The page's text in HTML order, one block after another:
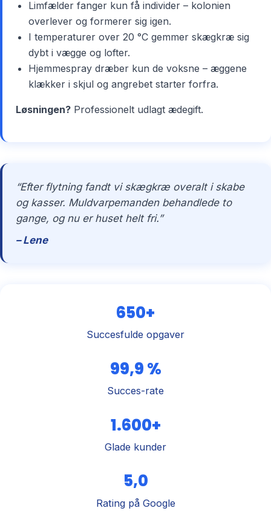
Limfælder fanger kun få individer – kolonien
overlever og formerer sig igen.
I temperaturer over 20 °C gemmer skægkræ sig
dybt i vægge og lofter.
Hjemmespray dræber kun de voksne – æggene
klækker i skjul og angrebet starter forfra.
Løsningen? Professionelt udlagt ædegift.
“Efter flytning fandt vi skægkræ overalt i skabe
og kasser. Muldvarpemanden behandlede to
gange, og nu er huset helt fri.”
– Lene
650+
Succesfulde opgaver
99,9 %
Succes-rate
1.600+
Glade kunder
5,0
Rating på Google